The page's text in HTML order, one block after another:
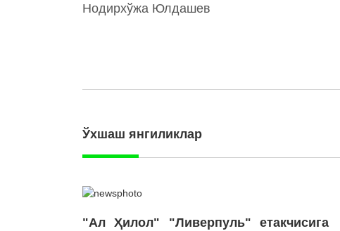
Нодирхўжа Юлдашев
Ўхшаш янгиликлар
"Ал Ҳилол" "Ливерпуль" етакчисига